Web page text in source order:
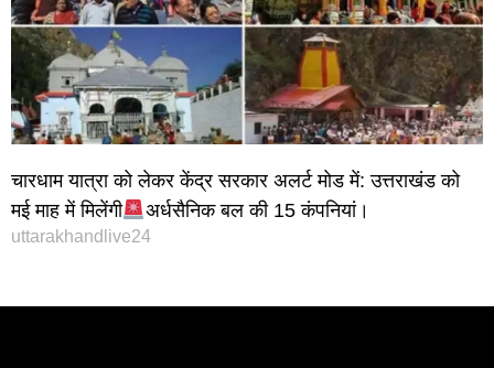
चारधाम यात्रा को लेकर केंद्र सरकार अलर्ट मोड में: उत्तराखंड को
मई माह में मिलेंगी
अर्धसैनिक बल की 15 कंपनियां।
uttarakhandlive24